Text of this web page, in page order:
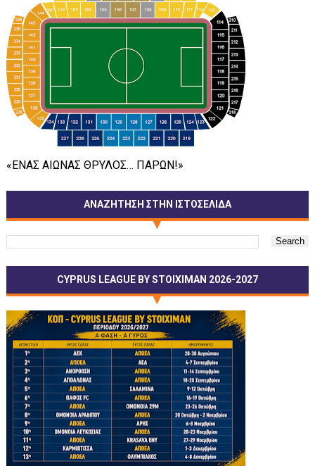
«ΕΝΑΣ ΑΙΩΝΑΣ ΘΡΥΛΟΣ… ΠΑΡΩΝ!»
ΑΝΑΖΗΤΗΣΗ ΣΤΗΝ ΙΣΤΟΣΕΛΙΔΑ
CYPRUS LEAGUE BY STOIXIMAN 2026-2027